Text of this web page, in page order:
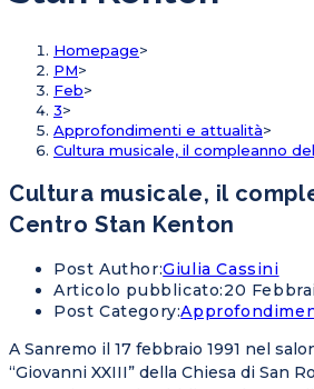
Homepage>
PM>
Feb>
3>
Approfondimenti e attualità>
Cultura musicale, il compleanno
Cultura musicale, il
Centro Stan Kenton
Post Author:Giulia Cassini
Articolo pubblicato:20
Post Category:
A Sanremo il 17 febbraio 1991 nel
“Giovanni XXIII” della Chiesa di San